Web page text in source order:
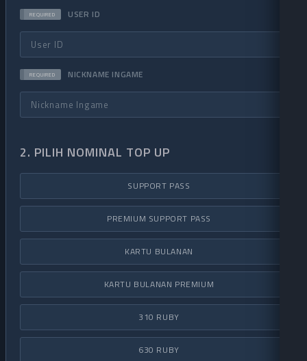
REQUIRED USER ID
REQUIRED NICKNAME INGAME
2. PILIH NOMINAL TOP UP
SUPPORT PASS
PREMIUM SUPPORT PASS
KARTU BULANAN
KARTU BULANAN PREMIUM
310 RUBY
630 RUBY